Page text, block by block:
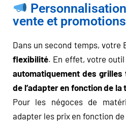
vente et
Dans un second temps, votre
flexibilité. En effet, votre
automatiquement des
de l’adapter en fonction de
Pour les négoces de
adapter les prix en fonction